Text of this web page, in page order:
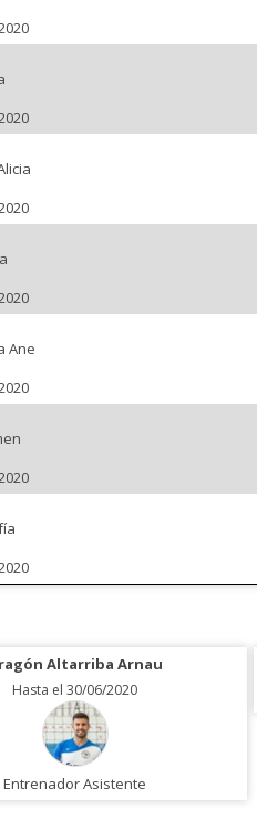
Ane
Altarriba Arnau
Hasta el 30/06/2020
Entrenador Asistente